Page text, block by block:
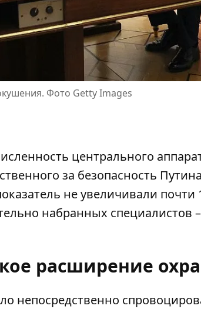
Фото Getty Images
центрального
за безопасность
не увеличивали почти
набранных специалистов
расширение
непосредственно